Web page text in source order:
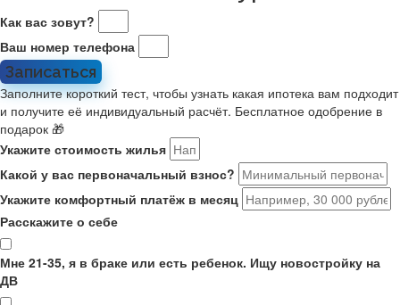
Как вас зовут?
Ваш номер телефона
Записаться
Заполните короткий тест, чтобы узнать какая ипотека вам подходит
и получите её индивидуальный расчёт. Бесплатное одобрение в
подарок 🎁
Укажите стоимость жилья
Какой у вас первоначальный взнос?
Укажите комфортный платёж в месяц
Расскажите о себе
Мне 21-35, я в браке или есть ребенок. Ищу новостройку на
ДВ